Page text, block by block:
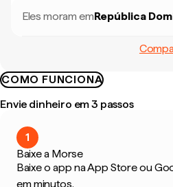
Eles moram emRepública
COMO FUNCIONA
Envie dinheiro em 3 passos
1
Baixe a Morse
Baixe o app na App Store ou
em minutos.